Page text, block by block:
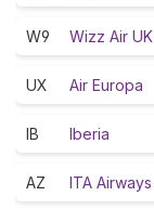
W9 Wizz Air UK
UX Air Europa
IB Iberia
AZ ITA Airways